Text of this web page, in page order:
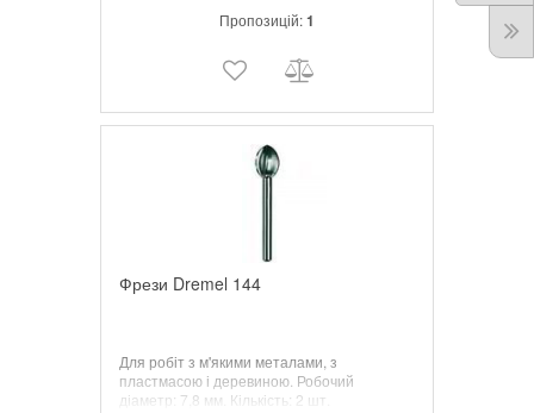
Пропозицій:1
Фрези Dremel 144
Для робіт з м'якими металами, з
пластмасою і деревиною. Робочий
діаметр: 7,8 мм. Кількість: 2 шт.